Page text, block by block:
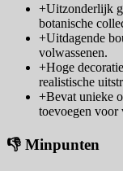
+Uitzonderlijk
botanische
+Uitdagende
volwassenen.
+Hoge
realistische
+Bevat unieke
toevoegen voor
👎 Minpunten